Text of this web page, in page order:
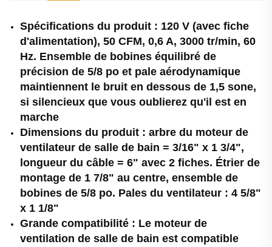
Spécifications du produit : 120 V (avec fiche
d'alimentation), 50 CFM, 0,6 A, 3000 tr/min, 60
Hz. Ensemble de bobines équilibré de
précision de 5/8 po et pale aérodynamique
maintiennent le bruit en dessous de 1,5 sone,
si silencieux que vous oublierez qu'il est en
marche
Dimensions du produit : arbre du moteur de
ventilateur de salle de bain = 3/16" x 1 3/4",
longueur du câble = 6" avec 2 fiches. Étrier de
montage de 1 7/8" au centre, ensemble de
bobines de 5/8 po. Pales du ventilateur : 4 5/8"
x 1 1/8"
Grande compatibilité : Le moteur de
ventilation de salle de bain est compatible